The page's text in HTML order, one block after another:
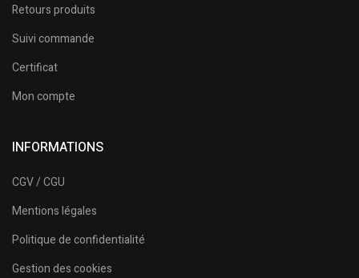
Retours produits
Suivi commande
Certificat
Mon compte
INFORMATIONS
CGV / CGU
Mentions légales
Politique de confidentialité
Gestion des cookies